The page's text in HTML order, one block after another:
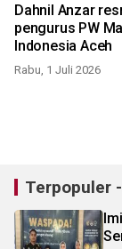
Dahnil Anzar
pengurus PW
Indonesia Aceh
Rabu, 1 Juli 2026
Terpopuler